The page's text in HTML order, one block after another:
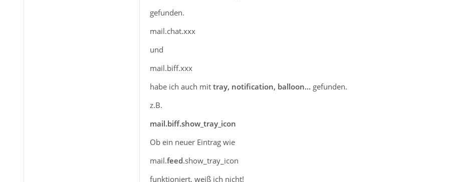
gefunden.
mail.chat.xxx
und
mail.biff.xxx
habe ich auch mit tray, notification, balloon... gefunden.
z.B.
mail.biff.show_tray_icon
Ob ein neuer Eintrag wie
mail.feed.show_tray_icon
funktioniert, weiß ich nicht!